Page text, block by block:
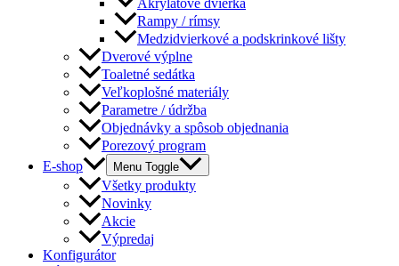
Rampy / rímsy
Medzidvierkové a podskrinkové lišty
Dverové výplne
Toaletné sedátka
Veľkoplošné materiály
Parametre / údržba
Objednávky a spôsob objednania
Porezový program
E-shop
Menu Toggle
Všetky produkty
Novinky
Akcie
Výpredaj
Konfigurátor